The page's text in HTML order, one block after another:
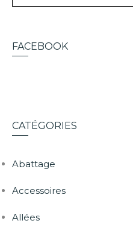
FACEBOOK
CATÉGORIES
Abattage
Accessoires
Allées